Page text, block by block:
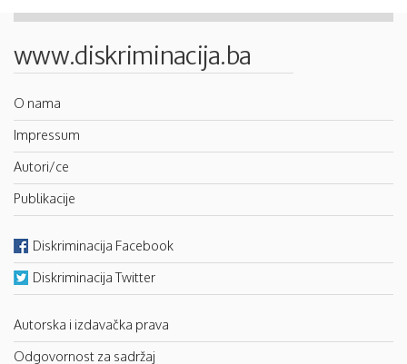
www.diskriminacija.ba
O nama
Impressum
Autori/ce
Publikacije
Diskriminacija Facebook
Diskriminacija Twitter
Autorska i izdavačka prava
Odgovornost za sadržaj